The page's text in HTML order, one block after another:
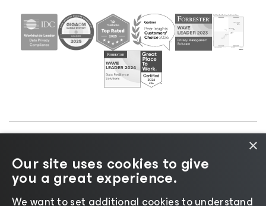
Aviso de cookies|Legal|Política de licencias
Recursos para proveedores
×
Our site uses cookies to give
you a great experience.
We want to set additional cookies to understand